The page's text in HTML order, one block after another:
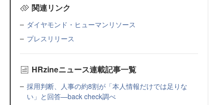
関連リンク
ダイヤモンド・ヒューマンリソース
プレスリリース
HRzineニュース連載記事一覧
採用判断、人事の約8割が「本人情報だけでは足りな
い」と回答—back check調べ